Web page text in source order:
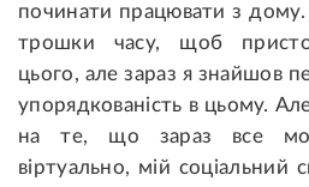
починати працювати з
трошки часу, щоб
цього, але зараз я знайшов
упорядкованість в цьому.
на те, що зараз все
віртуально, мій соціальний